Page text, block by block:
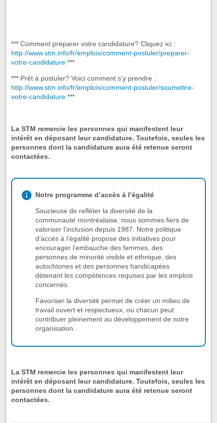
*** Comment préparer votre candidature? Cliquez ici :
http://www.stm.info/fr/emplois/comment-postuler/preparer-
votre-candidature ***
*** Prêt à postuler? Voici comment s’y prendre :
http://www.stm.info/fr/emplois/comment-postuler/soumettre-
votre-candidature ***
La STM remercie les personnes qui manifestent leur
intérêt en déposant leur candidature. Toutefois, seules les
personnes dont la candidature aura été retenue seront
contactées.
Notre programme d’accès à l’égalité
Soucieuse de refléter la diversité de la
communauté montréalaise, nous sommes fiers de
valoriser l’inclusion depuis 1987. Notre politique
d’accès à l’égalité propose des initiatives pour
encourager l’embauche des femmes, des
personnes de minorité visible et ethnique, des
autochtones et des personnes handicapées
détenant les compétences requises par les emplois
concernés.
Favoriser la diversité permet de créer un milieu de
travail ouvert et respectueux, où chacun peut
contribuer pleinement au développement de notre
organisation.
La STM remercie les personnes qui manifestent leur
intérêt en déposant leur candidature. Toutefois, seules les
personnes dont la candidature aura été retenue seront
contactées.